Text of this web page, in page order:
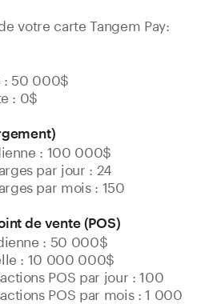
votre carte Tangem Pay:
: 50 000$
: 0$
: 100 000$
par jour : 24
par mois : 150
de vente (POS)
: 50 000$
: 10 000 000$
POS par jour : 100
POS par mois : 1 000